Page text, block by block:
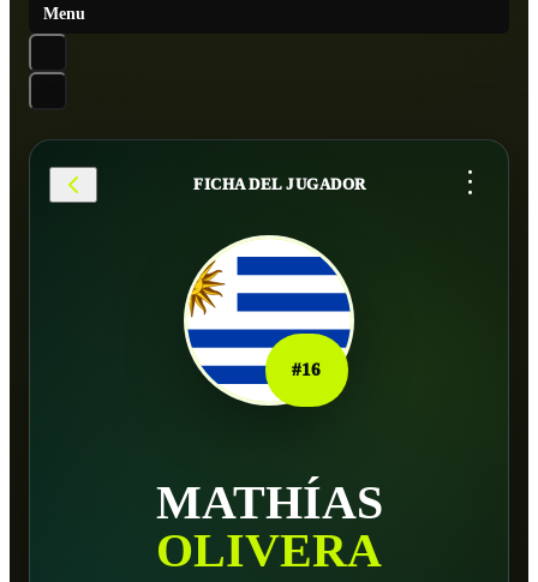
Menu
FICHA DEL JUGADOR ...
#16
MATHÍ­AS
OLIVERA